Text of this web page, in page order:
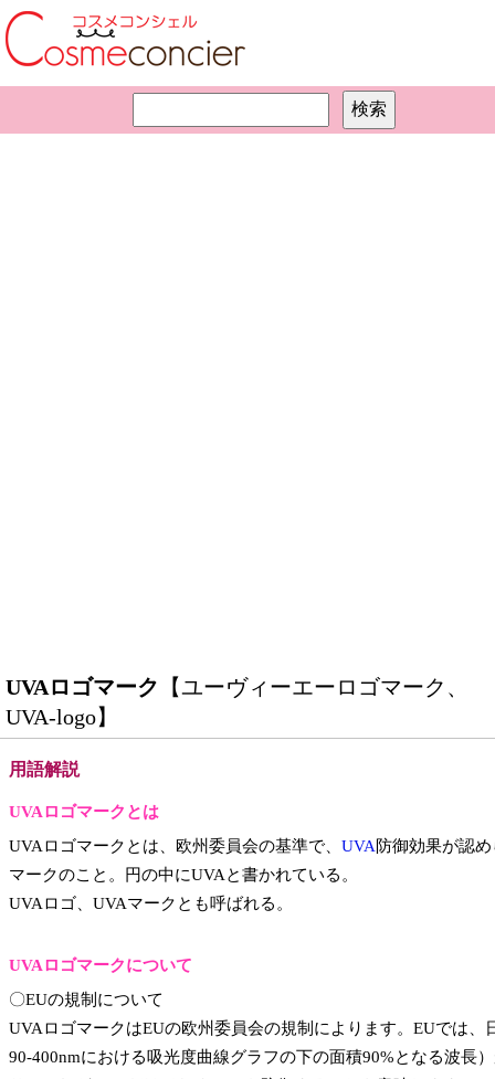
UVAロゴマーク 【ユーヴィーエーロゴマーク、
UVA-logo】
用語解説
UVAロゴマークとは
UVAロゴマークとは、欧州委員会の基準で、 UVA防御効果が認
マークのこと。円の中にUVAと書かれている。
UVAロゴ、UVAマークとも呼ばれる。
UVAロゴマークについて
〇EUの規制について
UVAロゴマークはEUの欧州委員会の規制によります。EUでは、
90-400nmにおける吸光度曲線グラフの下の面積90%となる波長